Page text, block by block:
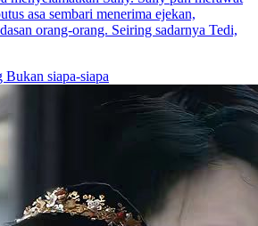
asa sembari menerima ejekan,
orang-orang. Seiring sadarnya Tedi,
Bukan siapa-siapa